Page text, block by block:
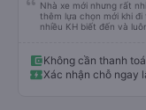
Nhà xe mới nhưng rất
thêm lựa chọn mới khi
nhiều KH biết đến và
Không cần thanh
Xác nhận chỗ ngay